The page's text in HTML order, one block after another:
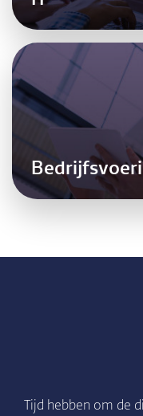
Tijd hebben om de